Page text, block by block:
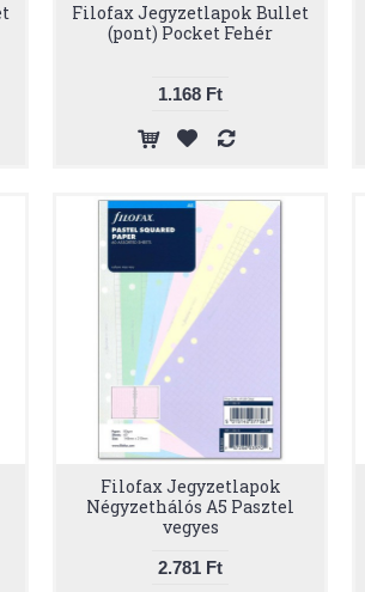
Filofax Jegyzetlapok Bullet
(pont) Pocket Fehér
1.168 Ft
Filofax Jegyzetlapok
Négyzethálós A5 Pasztel
vegyes
2.781 Ft